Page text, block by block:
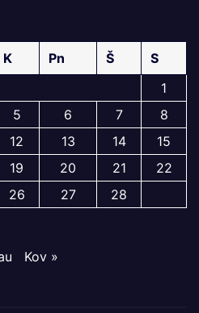
K Pn Š
S
1
5 6 7
8
12 13 14
15
19 20 21
22
26 27 28
Kov »